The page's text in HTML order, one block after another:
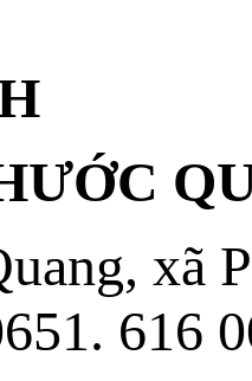
xã
616